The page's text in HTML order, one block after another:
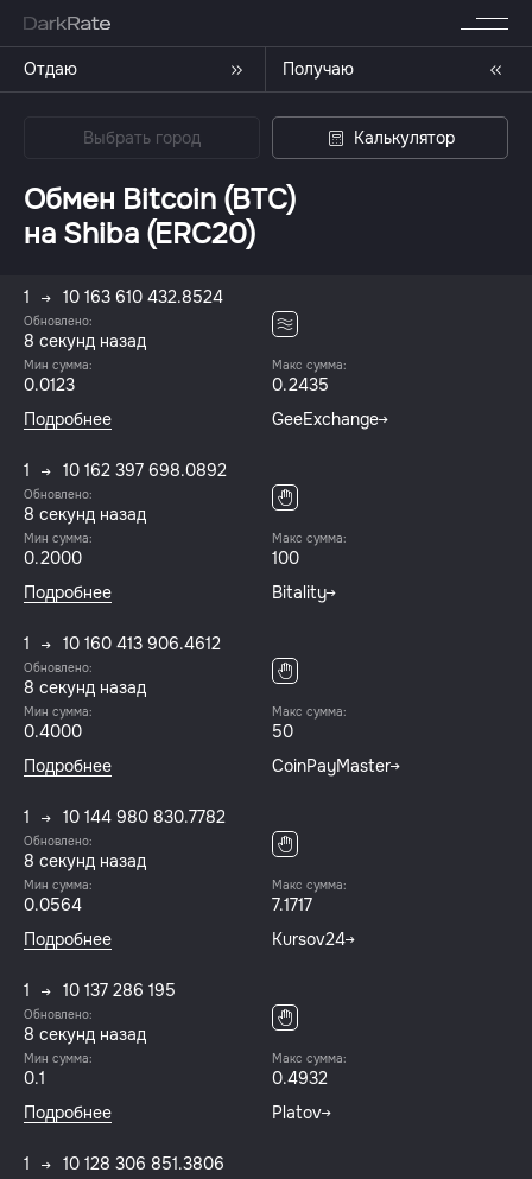
Отдаю Получаю
Выбрать город Калькулятор
Обмен Bitcoin (BTC)
на Shiba (ERC20)
1 10 163 610 432.8524
Обновлено:
8 секунд назад
Мин сумма:
0.0123
Макс сумма:
0.2435
Подробнее
GeeExchange
1 10 162 397 698.0892
Обновлено:
8 секунд назад
Мин сумма:
0.2000
Макс сумма:
100
Подробнее
Bitality
1 10 160 413 906.4612
Обновлено:
8 секунд назад
Мин сумма:
0.4000
Макс сумма:
50
Подробнее
CoinPayMaster
1 10 144 980 830.7782
Обновлено:
8 секунд назад
Мин сумма:
0.0564
Макс сумма:
7.1717
Подробнее
Kursov24
1 10 137 286 195
Обновлено:
8 секунд назад
Мин сумма:
0.1
Макс сумма:
0.4932
Подробнее
Platov
1 10 128 306 851.3806